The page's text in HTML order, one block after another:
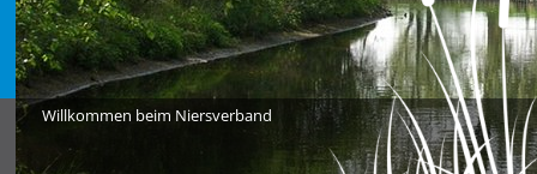
Willkommen beim Niersverband